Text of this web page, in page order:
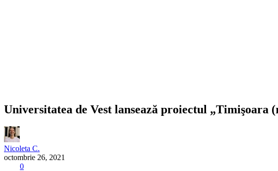
Universitatea de Vest lansează proiectul
Nicoleta C.
octombrie 26, 2021
0